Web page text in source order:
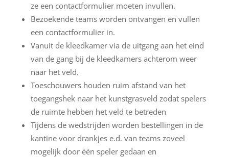
ze een contactformulier moeten invullen.
Bezoekende teams worden ontvangen en vullen
een contactformulier in.
Vanuit de kleedkamer via de uitgang aan het eind
van de gang bij de kleedkamers achterom weer
naar het veld.
Toeschouwers houden ruim afstand van het
toegangshek naar het kunstgrasveld zodat spelers
de ruimte hebben het veld te betreden
Tijdens de wedstrijden worden bestellingen in de
kantine voor drankjes e.d. van teams zoveel
mogelijk door één speler gedaan en